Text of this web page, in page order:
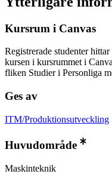
Kursrum i Canvas
Registrerade studenter
kursen i kursrummet i
fliken Studier i Personliga
Ges av
ITM/Produktionsutveckling
Huvudområde
Maskinteknik